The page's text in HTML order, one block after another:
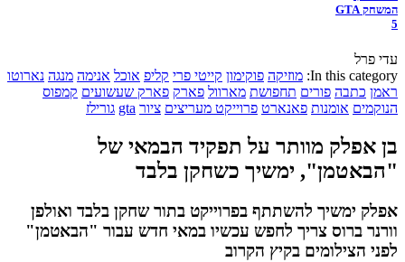
המשחק GTA
5
עדי פרל
In this category: מוזיקה פוקימון קייטי פרי קליפ אוכל אנימה מנגה נארוטו
ראמן כתבה פורים תחפושת מארוול פארק פארק שעשועים קמפוס
הנוקמים אומנות פאנארט פרוייקט מעריצים ציור gta גורילז
בן אפלק מוותר על תפקיד הבמאי של
"הבאטמן", ימשיך כשחקן בלבד
אפלק ימשיך להשתתף בפרוייקט בתור שחקן בלבד ואולפן
וורנר ברוס צריך לחפש עכשיו במאי חדש עבור "הבאטמן"
לפני הצילומים בקיץ הקרוב